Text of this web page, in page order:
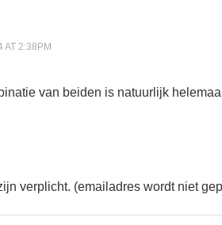
AT 2:38PM
van beiden is natuurlijk
verplicht. (emailadres wordt niet